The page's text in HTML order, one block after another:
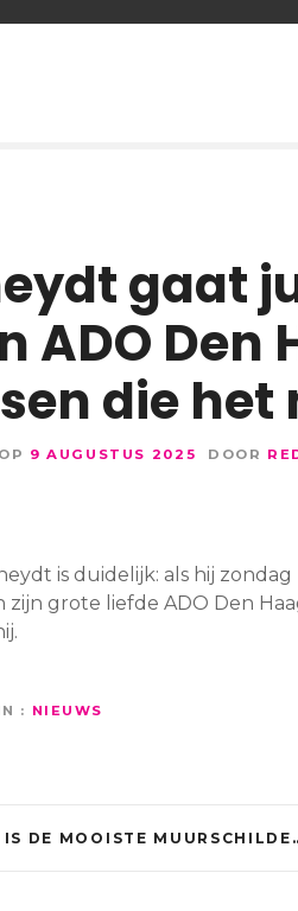
gaat
ADO Den
die het
9 AUGUSTUS 2025 DOOR
is duidelijk: als hij
zijn grote liefde ADO Den
NIEUWS
MUURSCHILDERING? ELKE DAG EEN KANSHEBBER: STUDIO GIFTIG